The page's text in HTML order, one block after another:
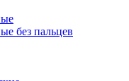
без пальцев